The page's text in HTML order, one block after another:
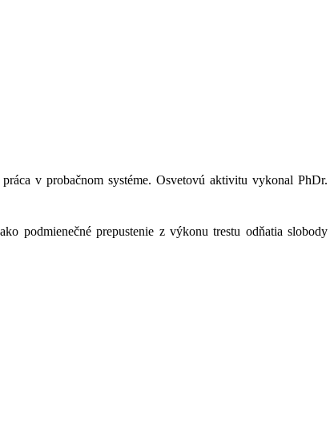
práca v probačnom systéme. Osvetovú aktivitu vykonal PhDr.
podmienečné prepustenie z výkonu trestu odňatia slobody